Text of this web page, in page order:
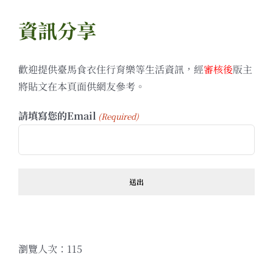
資訊分享
歡迎提供臺馬食衣住行育樂等生活資訊，經審核後版主
將貼文在本頁面供網友參考。
請填寫您的Email (Required)
瀏覽人次：115